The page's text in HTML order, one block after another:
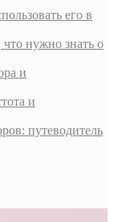
его в
нужно знать о
и
и
путеводитель